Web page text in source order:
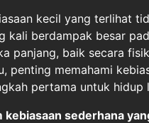
kecil yang terlihat
kali berdampak besar
panjang, baik secara
penting memahami
pertama untuk hidup
kebiasaan sederhana